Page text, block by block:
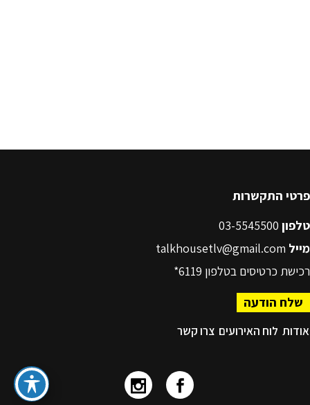
פרטי התקשרות
טלפון
מייל talkhousetlv@gmail.com
רכישת כרטיסים בטלפון 6119*
שלח הודעה
אודות לוח האירועים צרו קשר